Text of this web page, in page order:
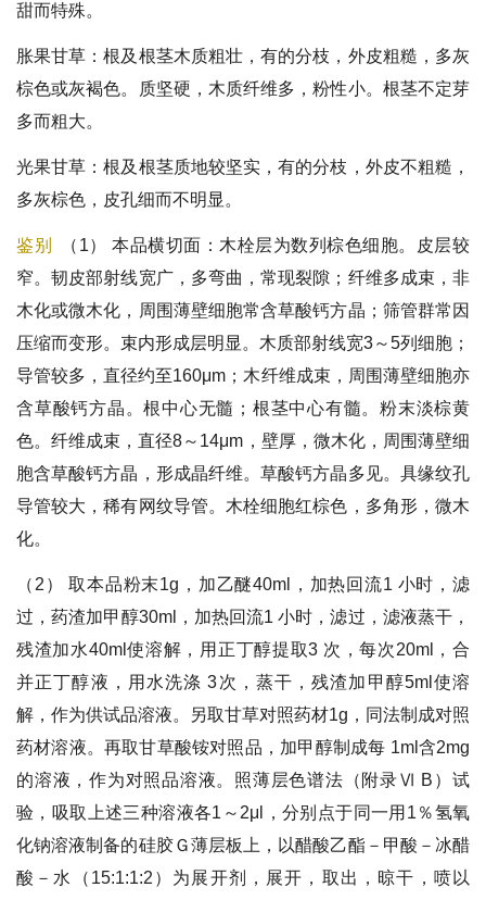
甜而特殊。
胀果甘草：根及根茎木质粗壮，有的分枝，外皮粗糙，多灰
棕色或灰褐色。质坚硬，木质纤维多，粉性小。根茎不定芽
多而粗大。
光果甘草：根及根茎质地较坚实，有的分枝，外皮不粗糙，
多灰棕色，皮孔细而不明显。
鉴别
（1） 本品横切面：木栓层为数列棕色细胞。皮层较
窄。韧皮部射线宽广，多弯曲，常现裂隙；纤维多成束，非
木化或微木化，周围薄壁细胞常含草酸钙方晶；筛管群常因
压缩而变形。束内形成层明显。木质部射线宽3～5列细胞；
导管较多，直径约至160μm；木纤维成束，周围薄壁细胞亦
含草酸钙方晶。根中心无髓；根茎中心有髓。粉末淡棕黄
色。纤维成束，直径8～14μm，壁厚，微木化，周围薄壁细
胞含草酸钙方晶，形成晶纤维。草酸钙方晶多见。具缘纹孔
导管较大，稀有网纹导管。木栓细胞红棕色，多角形，微木
化。
（2） 取本品粉末1g，加乙醚40ml，加热回流1 小时，滤
过，药渣加甲醇30ml，加热回流1 小时，滤过，滤液蒸干，
残渣加水40ml使溶解，用正丁醇提取3 次，每次20ml，合
并正丁醇液，用水洗涤 3次，蒸干，残渣加甲醇5ml使溶
解，作为供试品溶液。另取甘草对照药材1g，同法制成对照
药材溶液。再取甘草酸铵对照品，加甲醇制成每 1ml含2mg
的溶液，作为对照品溶液。照薄层色谱法（附录Ⅵ B）试
验，吸取上述三种溶液各1～2μl，分别点于同一用1％氢氧
化钠溶液制备的硅胶Ｇ薄层板上，以醋酸乙酯－甲酸－冰醋
酸－水（15:1:1:2）为展开剂，展开，取出，晾干，喷以